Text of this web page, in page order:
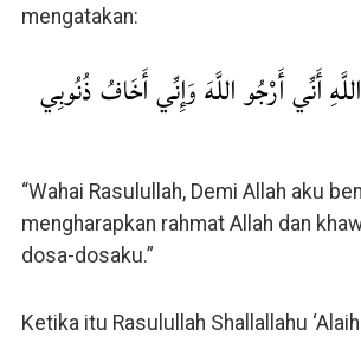
mengatakan:
أَنِّي أَرْجُو اللَّهَ وَإِنِّي أَخَافُ ذُنُوبِي
“Wahai Rasulullah, Demi Allah aku
mengharapkan rahmat Allah dan
dosa-dosaku.”
Ketika itu Rasulullah Shallallahu